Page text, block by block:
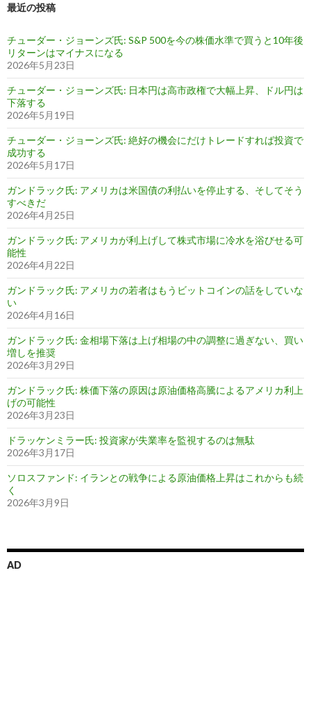
最近の投稿
チューダー・ジョーンズ氏: S&P 500を今の株価水準で買うと10年後
リターンはマイナスになる
2026年5月23日
チューダー・ジョーンズ氏: 日本円は高市政権で大幅上昇、ドル円は
下落する
2026年5月19日
チューダー・ジョーンズ氏: 絶好の機会にだけトレードすれば投資で
成功する
2026年5月17日
ガンドラック氏: アメリカは米国債の利払いを停止する、そしてそう
すべきだ
2026年4月25日
ガンドラック氏: アメリカが利上げして株式市場に冷水を浴びせる可
能性
2026年4月22日
ガンドラック氏: アメリカの若者はもうビットコインの話をしていな
い
2026年4月16日
ガンドラック氏: 金相場下落は上げ相場の中の調整に過ぎない、買い
増しを推奨
2026年3月29日
ガンドラック氏: 株価下落の原因は原油価格高騰によるアメリカ利上
げの可能性
2026年3月23日
ドラッケンミラー氏: 投資家が失業率を監視するのは無駄
2026年3月17日
ソロスファンド: イランとの戦争による原油価格上昇はこれからも続
く
2026年3月9日
AD